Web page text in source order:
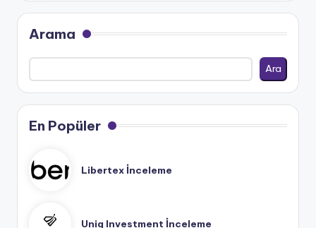
Arama
Ara
En Popüler
Libertex İnceleme
Uniq Investment İnceleme